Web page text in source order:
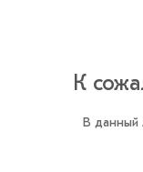
К
В данный